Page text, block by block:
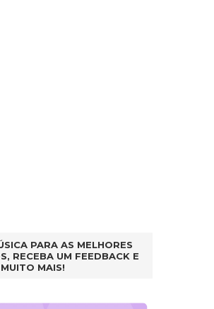
PARA AS MELHORES
RECEBA UM FEEDBACK E
MUITO MAIS!